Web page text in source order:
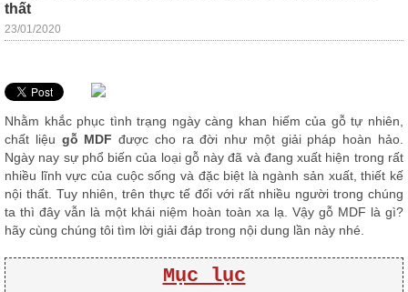
Phòng
rượu,
Bàn
trà...
Nội
Thất
Phòng
Ngủ
Giường
áo, bàn
trang
điểm
thất
23/01/2020
Nhằm khắc phục tình trạng ngày càng khan hiếm của gỗ tự nhiên,
chất liệu gỗ MDF được cho ra đời như một giải pháp hoàn hảo.
Ngày nay sự phổ biến của loại gỗ này đã và đang xuất hiện trong rất
nhiều lĩnh vực của cuộc sống và đặc biệt là ngành sản xuất, thiết kế
nội thất. Tuy nhiên, trên thực tế đối với rất nhiều người trong chúng
ta thì đây vẫn là một khái niệm hoàn toàn xa lạ. Vậy gỗ MDF là gì?
hãy cùng chúng tôi tìm lời giải đáp trong nội dung lần này nhé.
Mục lục